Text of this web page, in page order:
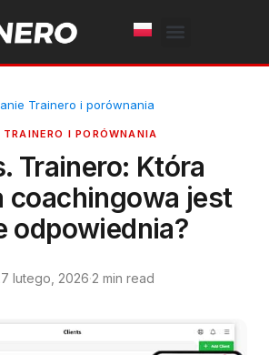
Trainero i porównania
I PORÓWNANIA
Trainero: Która
coachingowa jest
odpowiednia?
lutego, 2026·2 min read